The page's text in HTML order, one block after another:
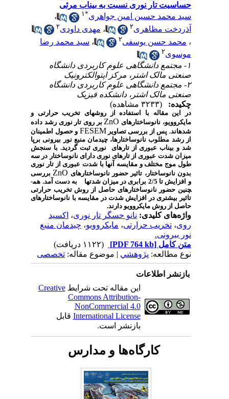
حساسیت تار نوری نسبت به بیناب مرئی
سید محمد حسین امین جواهری* ۱
،
آذردخت مظاهری
،مهدی داودی
محمد حسن یوسفی ،سید محمد رضا
موسوی
۱- مجتمع دانشگاهی علوم کاربردی دانشگاه
صنعتی مالک اشتر، مرکز اپتوالکترونیک
۲- مجتمع دانشگاهی علوم کاربردی دانشگاه
صنعتی مالک اشتر، دانشکده فیزیک
چکیده:
در این مقاله با استفاده از روش­های تخریب حرارتی و
مایکروویو، نانوساختارهایZnOبر روی تار نوری رشد داده
شده­اند. پس از بررسی تصاویرFESEMو حصول اطمینان
از رشد مطلوب نانوساختارها، چیدمان منبع نور بیرونی برپا
شد و بیناب عبوری از تارهای نوری ثبت گردید. با سنجش
میزان شدت عبوری از تارهای نوری دارای نانوساختار در سه
طول موج مختلف و مقایسه آن­ها با شدت عبوری از تار نوری
بدون نانوساختار، تاثیر حضور نانوساختارهایZnOبررسی
و افزایش تا 2/5 برابری در میزان شدت­ها به دست آمد. هم­
چنین حضور نانوساختارهای حاصل از روش تخریب حرارتی
تاثیر بیش­تری در افزایش شدت در مقایسه با نانوساختارهای
حاصل از روش مایکروویو دارند.
واژه‌های کلیدی:نانو حسگر تار نوری،اکسید
روی،تخریب حرارتی،مایکروویو،چیدمان منبع
نور بیرونی.
متن کامل[PDF 764 kb]
نوع مطالعه:پژوهشي| موضوع مقاله:تخصصی
بازنشر اطلاعات
این مقاله تحت شرایطCreative
Commons Attribution-
NonCommercial 4.0
International Licenseقابل
بازنشر است.
کارگاه‌ها و مدارس